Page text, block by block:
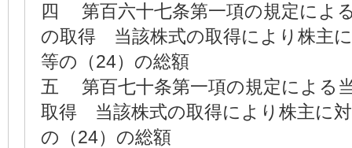
四 第百六十七条第一項の規定によ
の取得 当該株式の取得により株主
等の（24）の総額
五 第百七十条第一項の規定による
取得 当該株式の取得により株主に
の（24）の総額